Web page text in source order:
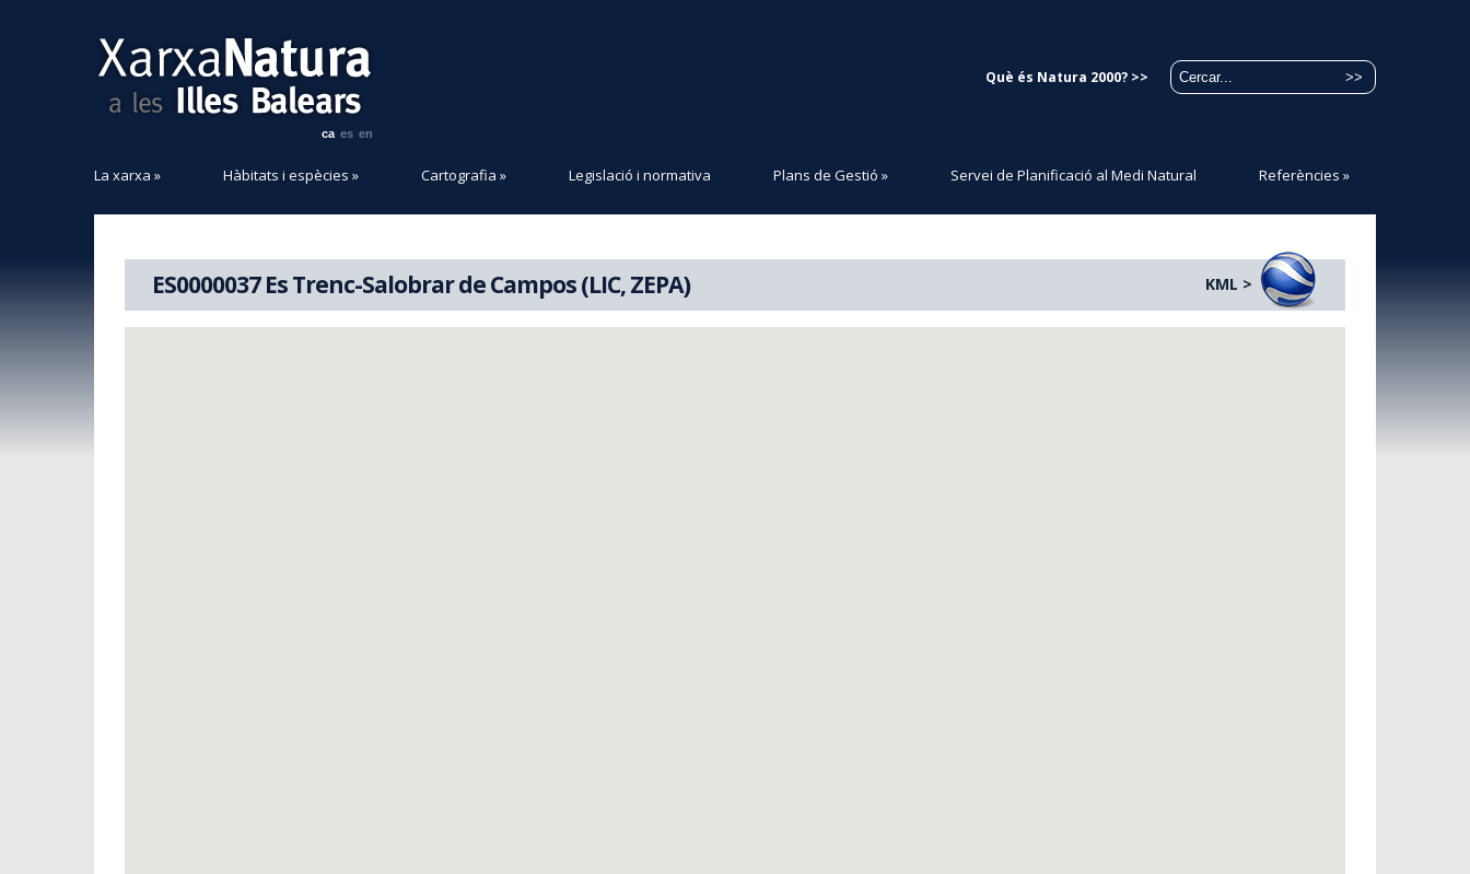
ca es en
Què és Natura 2000? >>
La xarxa » Hàbitats i espècies » Cartografia » Legislació i normativa Plans de Gestió » Servei de Planificació al Medi Natural Referències »
ES0000037 Es Trenc-Salobrar de Campos (LIC, ZEPA) KML >